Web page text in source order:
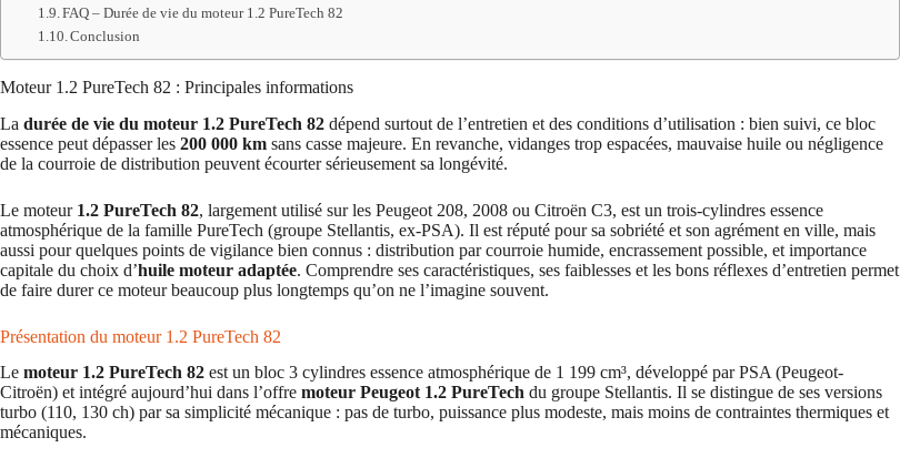
FAQ – Durée de vie du moteur 1.2 PureTech 82
Conclusion
Moteur 1.2 PureTech 82 : Principales informations
La durée de vie du moteur 1.2 PureTech 82 dépend surtout de l’entretien et des conditions d’utilisation : bien suivi, ce bloc
essence peut dépasser les 200 000 km sans casse majeure. En revanche, vidanges trop espacées, mauvaise huile ou négligence
de la courroie de distribution peuvent écourter sérieusement sa longévité.
Le moteur 1.2 PureTech 82, largement utilisé sur les Peugeot 208, 2008 ou Citroën C3, est un trois-cylindres essence
atmosphérique de la famille PureTech (groupe Stellantis, ex-PSA). Il est réputé pour sa sobriété et son agrément en ville, mais
aussi pour quelques points de vigilance bien connus : distribution par courroie humide, encrassement possible, et importance
capitale du choix d’huile moteur adaptée. Comprendre ses caractéristiques, ses faiblesses et les bons réflexes d’entretien permet
de faire durer ce moteur beaucoup plus longtemps qu’on ne l’imagine souvent.
Présentation du moteur 1.2 PureTech 82
Le moteur 1.2 PureTech 82 est un bloc 3 cylindres essence atmosphérique de 1 199 cm³, développé par PSA (Peugeot-
Citroën) et intégré aujourd’hui dans l’offre moteur Peugeot 1.2 PureTech du groupe Stellantis. Il se distingue de ses versions
turbo (110, 130 ch) par sa simplicité mécanique : pas de turbo, puissance plus modeste, mais moins de contraintes thermiques et
mécaniques.